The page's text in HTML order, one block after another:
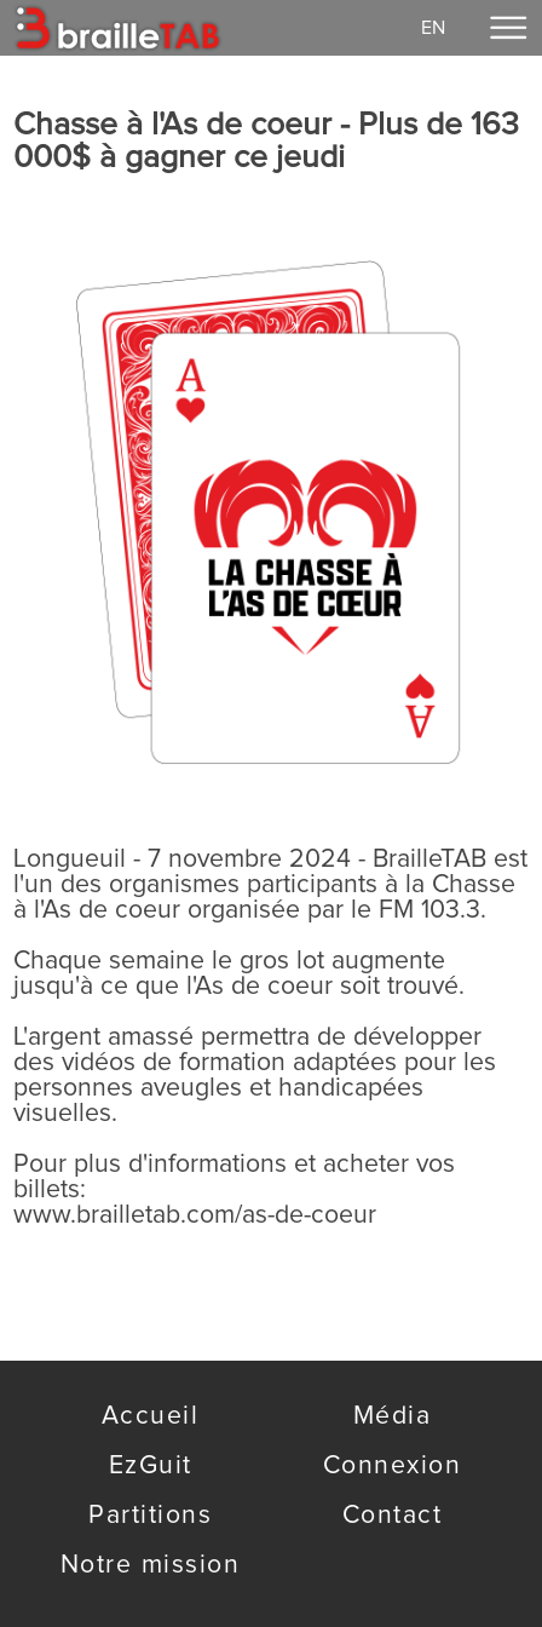
Faire un don
Connexion
EN
Chasse à l'As de coeur - Plus de 163
000$ à gagner ce jeudi
Longueuil - 7 novembre 2024 - BrailleTAB est
l'un des organismes participants à la Chasse
à l'As de coeur organisée par le FM 103.3.
Chaque semaine le gros lot augmente
jusqu'à ce que l'As de coeur soit trouvé.
L'argent amassé permettra de développer
des vidéos de formation adaptées pour les
personnes aveugles et handicapées
visuelles.
Pour plus d'informations et acheter vos
billets:
www.brailletab.com/as-de-coeur
Accueil
EzGuit
Partitions
Notre mission
Média
Connexion
Contact